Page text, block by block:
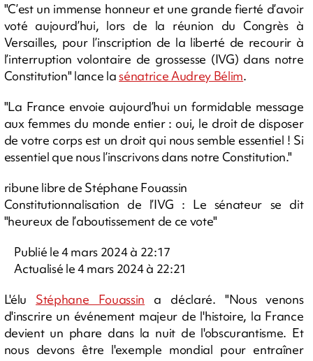
"C’est un immense honneur et une grande fierté d’avoir
voté aujourd’hui, lors de la réunion du Congrès à
Versailles, pour l’inscription de la liberté de recourir à
l’interruption volontaire de grossesse (IVG) dans notre
Constitution" lance lasénatrice Audrey Bélim.
"La France envoie aujourd’hui un formidable message
aux femmes du monde entier : oui, le droit de disposer
de votre corps est un droit qui nous semble essentiel ! Si
essentiel que nous l’inscrivons dans notre Constitution."
ribune libre de Stéphane Fouassin
Constitutionnalisation de l’IVG : Le sénateur se dit
"heureux de l’aboutissement de ce vote"
Publié le 4 mars 2024 à 22:17
Actualisé le 4 mars 2024 à 22:21
L'élu Stéphane Fouassin a déclaré. "Nous venons
d'inscrire un événement majeur de l'histoire, la France
devient un phare dans la nuit de l'obscurantisme. Et
nous devons être l'exemple mondial pour entraîner